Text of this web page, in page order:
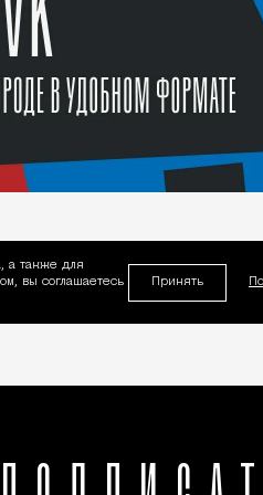
а также для
вы соглашаетесь
Принять